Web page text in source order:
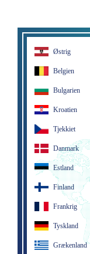
Østrig
Belgien
Bulgarien
Kroatien
Tjekkiet
Danmark
Estland
Finland
Frankrig
Tyskland
Grækenland